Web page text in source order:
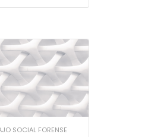
SOCIAL FORENSE